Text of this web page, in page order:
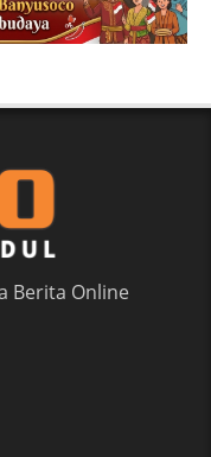
Berita Online